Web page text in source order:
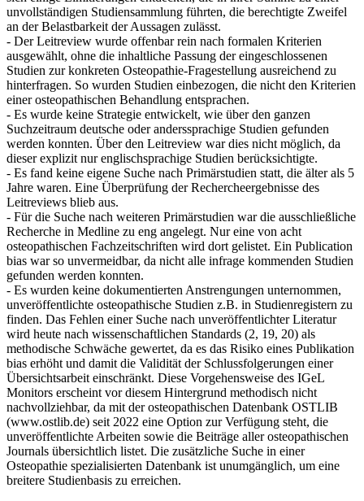
unvollständigen Studiensammlung führten, die berechtigte Zweifel
an der Belastbarkeit der Aussagen zulässt.
- Der Leitreview wurde offenbar rein nach formalen Kriterien
ausgewählt, ohne die inhaltliche Passung der eingeschlossenen
Studien zur konkreten Osteopathie-Fragestellung ausreichend zu
hinterfragen. So wurden Studien einbezogen, die nicht den Kriterien
einer osteopathischen Behandlung entsprachen.
- Es wurde keine Strategie entwickelt, wie über den ganzen
Suchzeitraum deutsche oder anderssprachige Studien gefunden
werden konnten. Über den Leitreview war dies nicht möglich, da
dieser explizit nur englischsprachige Studien berücksichtigte.
- Es fand keine eigene Suche nach Primärstudien statt, die älter als 5
Jahre waren. Eine Überprüfung der Rechercheergebnisse des
Leitreviews blieb aus.
- Für die Suche nach weiteren Primärstudien war die ausschließliche
Recherche in Medline zu eng angelegt. Nur eine von acht
osteopathischen Fachzeitschriften wird dort gelistet. Ein Publication
bias war so unvermeidbar, da nicht alle infrage kommenden Studien
gefunden werden konnten.
- Es wurden keine dokumentierten Anstrengungen unternommen,
unveröffentlichte osteopathische Studien z.B. in Studienregistern zu
finden. Das Fehlen einer Suche nach unveröffentlichter Literatur
wird heute nach wissenschaftlichen Standards (2, 19, 20) als
methodische Schwäche gewertet, da es das Risiko eines Publikation
bias erhöht und damit die Validität der Schlussfolgerungen einer
Übersichtsarbeit einschränkt. Diese Vorgehensweise des IGeL
Monitors erscheint vor diesem Hintergrund methodisch nicht
nachvollziehbar, da mit der osteopathischen Datenbank OSTLIB
(www.ostlib.de) seit 2022 eine Option zur Verfügung steht, die
unveröffentlichte Arbeiten sowie die Beiträge aller osteopathischen
Journals übersichtlich listet. Die zusätzliche Suche in einer
Osteopathie spezialisierten Datenbank ist unumgänglich, um eine
breitere Studienbasis zu erreichen.